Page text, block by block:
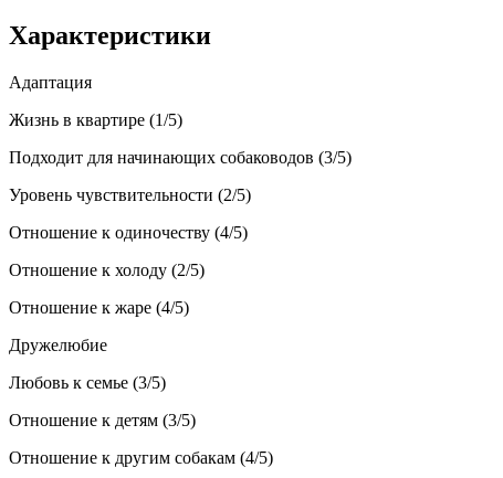
Характеристики
Адаптация
Жизнь в квартире (1/5)
Подходит для начинающих собаководов (3/5)
Уровень чувствительности (2/5)
Отношение к одиночеству (4/5)
Отношение к холоду (2/5)
Отношение к жаре (4/5)
Дружелюбие
Любовь к семье (3/5)
Отношение к детям (3/5)
Отношение к другим собакам (4/5)